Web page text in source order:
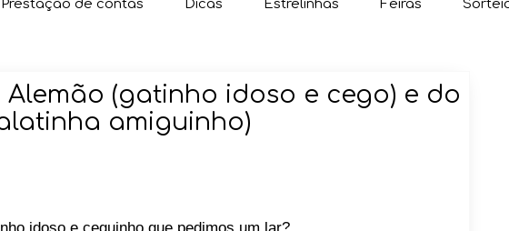
Prestação de contas Dicas Estrelinhas Feiras
(gatinho idoso e cego) e do
amiguinho)